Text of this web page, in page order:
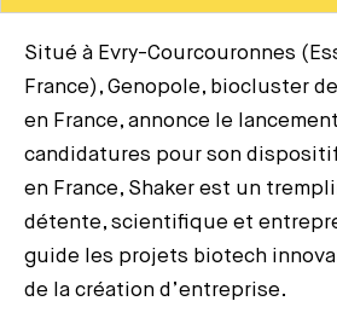
Situé à Evry-Courcouronnes
France), Genopole, biocluster
en France, annonce le
candidatures pour son
en France, Shaker est un
détente, scientifique et
guide les projets biotech
de la création d’entreprise.